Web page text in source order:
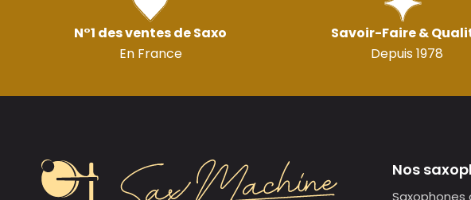
N°1 des ventes de Saxo
En France
Savoir-Faire &
Depuis 1978
Nos
Saxophones